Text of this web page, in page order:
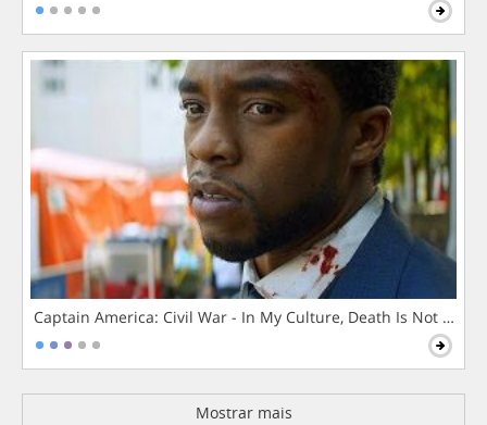
Captain America: Civil War - In My Culture, Death Is Not The
Mostrar mais